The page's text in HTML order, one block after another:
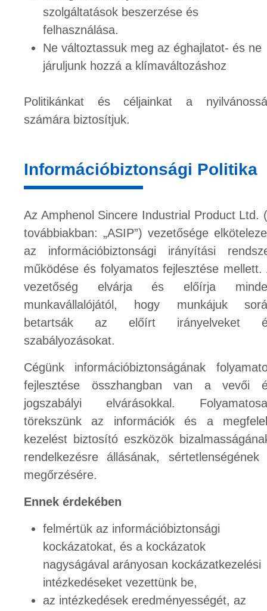
szolgáltatások beszerzése és
felhasználása.
Ne változtassuk meg az éghajlatot- és ne
járuljunk hozzá a klímaváltozáshoz
Politikánkat és céljainkat a
számára biztosítjuk.
Információbiztonsági Politika
Az Amphenol Sincere Industrial Product Ltd.
továbbiakban: „ASIP”) vezetősége
az információbiztonsági irányítási
működése és folyamatos fejlesztése mellett.
vezetőség elvárja és előírja
munkavállalójától, hogy munkájuk
betartsák az előírt irányelveket
szabályozásokat.
Cégünk információbiztonságának
fejlesztése összhangban van a vevői
jogszabályi elvárásokkal.
törekszünk az információk és a
kezelést biztosító eszközök
rendelkezésre állásának, sértetlenségének
megőrzésére.
Ennek érdekében
felmértük az információbiztonsági
kockázatokat, és a kockázatok
nagyságával arányosan kockázatkezelési
intézkedéseket vezettünk be,
az intézkedések eredményességét, az